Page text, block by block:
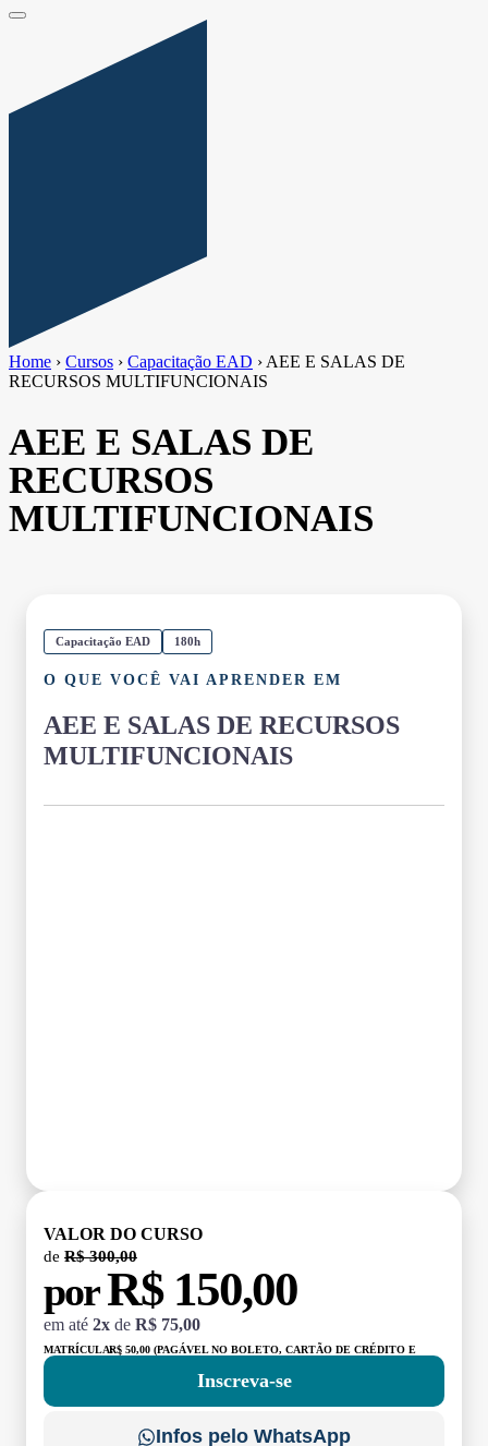
Home › Cursos › Capacitação EAD › AEE E SALAS DE
RECURSOS MULTIFUNCIONAIS
AEE E SALAS DE
RECURSOS
MULTIFUNCIONAIS
Capacitação EAD 180h
O QUE VOCÊ VAI APRENDER EM
AEE E SALAS DE RECURSOS
MULTIFUNCIONAIS
VALOR DO CURSO
de R$ 300,00
porR$ 150,00
em até 2x de R$ 75,00
MATRÍCULA:R$ 50,00 (PAGÁVEL NO BOLETO, CARTÃO DE CRÉDITO E
Inscreva-se
Infos pelo WhatsApp